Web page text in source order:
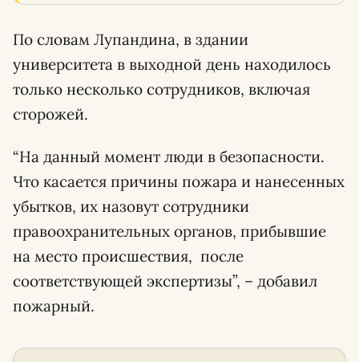
По словам Лупандина, в здании
университета в выходной день находилось
только несколько сотрудников, включая
сторожей.
“На данный момент люди в безопасности.
Что касается причины пожара и нанесенных
убытков, их назовут сотрудники
правоохранительных органов, прибывшие
на место происшествия, после
соответствующей экспертизы”, – добавил
пожарный.